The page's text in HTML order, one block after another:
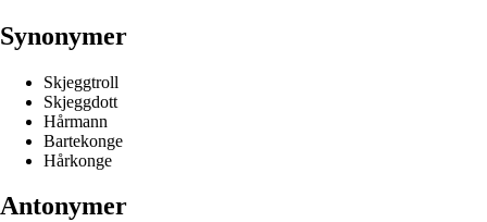
Synonymer
Skjeggtroll
Skjeggdott
Hårmann
Bartekonge
Hårkonge
Antonymer